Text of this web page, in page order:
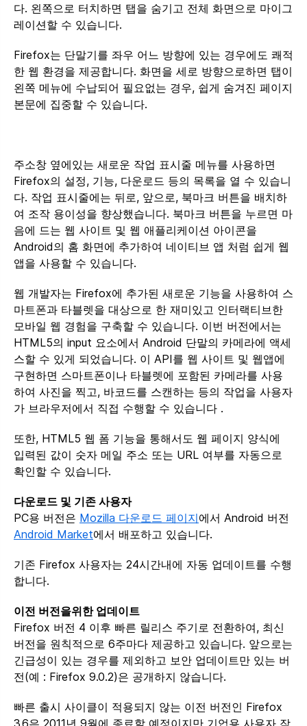
다. 왼쪽으로 터치하면 탭을 숨기고 전체 화면으로 마이그
레이션할 수 있습니다.
Firefox는 단말기를 좌우 어느 방향에 있는 경우에도 쾌적
한 웹 환경을 제공합니다. 화면을 세로 방향으로하면 탭이
왼쪽 메뉴에 수납되어 필요없는 경우, 쉽게 숨겨진 페이지
본문에 집중할 수 있습니다.
주소창 옆에있는 새로운 작업 표시줄 메뉴를 사용하면
Firefox의 설정, 기능, 다운로드 등의 목록을 열 수 있습니
다. 작업 표시줄에는 뒤로, 앞으로, 북마크 버튼을 배치하
여 조작 용이성을 향상했습니다. 북마크 버튼을 누르면 마
음에 드는 웹 사이트 및 웹 애플리케이션 아이콘을
Android의 홈 화면에 추가하여 네이티브 앱 처럼 쉽게 웹
앱을 사용할 수 있습니다.
웹 개발자는 Firefox에 추가된 새로운 기능을 사용하여 스
마트폰과 타블렛을 대상으로 한 재미있고 인터랙티브한
모바일 웹 경험을 구축할 수 있습니다. 이번 버전에서는
HTML5의 input 요소에서 Android 단말의 카메라에 액세
스할 수 있게 되었습니다. 이 API를 웹 사이트 및 웹앱에
구현하면 스마트폰이나 타블렛에 포함된 카메라를 사용
하여 사진을 찍고, 바코드를 스캔하는 등의 작업을 사용자
가 브라우저에서 직접 수행할 수 있습니다 .
또한, HTML5 웹 폼 기능을 통해서도 웹 페이지 양식에
입력된 값이 숫자 메일 주소 또는 URL 여부를 자동으로
확인할 수 있습니다.
다운로드 및 기존 사용자
PC용 버전은 Mozilla 다운로드 페이지에서 Android 버전
Android Market에서 배포하고 있습니다.
기존 Firefox 사용자는 24시간내에 자동 업데이트를 수행
합니다.
이전 버전을위한 업데이트
Firefox 버전 4 이후 빠른 릴리스 주기로 전환하여, 최신
버전을 원칙적으로 6주마다 제공하고 있습니다. 앞으로는
긴급성이 있는 경우를 제외하고 보안 업데이트만 있는 버
전(예 : Firefox 9.0.2)은 공개하지 않습니다.
빠른 출시 사이클이 적용되지 않는 이전 버전인 Firefox
3.6은 2011년 9월에 종료할 예정이지만 기업용 사용자 작